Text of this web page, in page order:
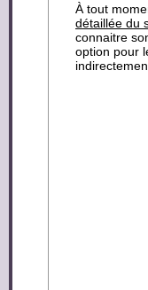
À tout
détaillée du
connaitre
option pour